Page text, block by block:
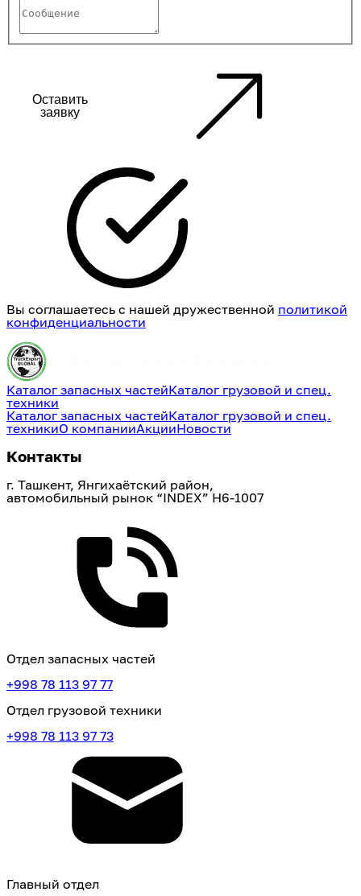
Оставить
заявку
Вы соглашаетесь с нашей дружественной политикой
конфиденциальности
Каталог запасных частейКаталог грузовой и спец.
техники
Каталог запасных частейКаталог грузовой и спец.
техникиО компанииАкцииНовости
Контакты
г. Ташкент, Янгихаётский район,
автомобильный рынок “INDEX” H6-1007
Отдел запасных частей
+998 78 113 97 77
Отдел грузовой техники
+998 78 113 97 73
Главный отдел